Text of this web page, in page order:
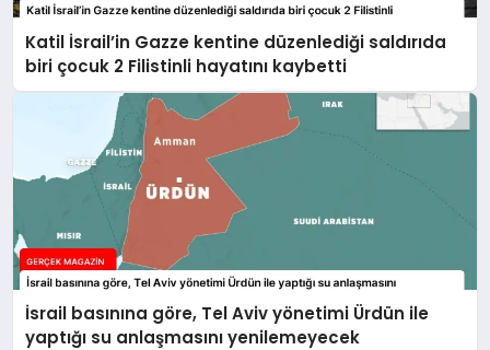
Katil İsrail’in Gazze kentine düzenlediği saldırıda
biri çocuk 2 Filistinli hayatını kaybetti
İsrail basınına göre, Tel Aviv yönetimi Ürdün ile
yaptığı su anlaşmasını yenilemeyecek